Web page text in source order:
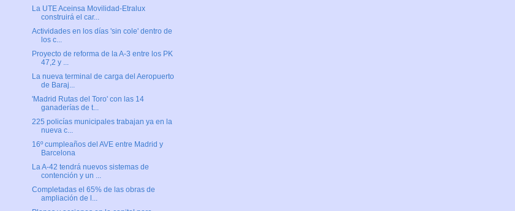
La UTE Aceinsa Movilidad-Etralux
construirá el car...
Actividades en los días 'sin cole' dentro de
los c...
Proyecto de reforma de la A-3 entre los PK
47,2 y ...
La nueva terminal de carga del Aeropuerto
de Baraj...
'Madrid Rutas del Toro' con las 14
ganaderías de t...
225 policías municipales trabajan ya en la
nueva c...
16º cumpleaños del AVE entre Madrid y
Barcelona
La A-42 tendrá nuevos sistemas de
contención y un ...
Completadas el 65% de las obras de
ampliación de l...